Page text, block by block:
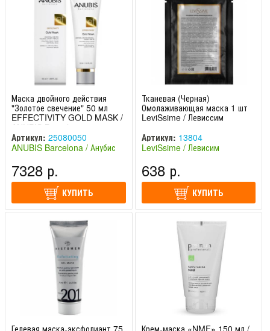
Маска двойного действия
"Золотое свечение" 50 мл
EFFECTIVITY GOLD MASK /
ANUBIS Barcelona
Артикул: 25080050
ANUBIS Barcelona / Анубис
7328 р.
КУПИТЬ
Тканевая (Черная)
Омолаживающая маска 1 шт
LeviSsime / Левиссим
Артикул: 13804
LeviSsime / Левисим
638 р.
КУПИТЬ